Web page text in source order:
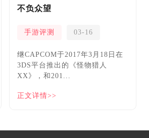
不负众望
手游评测 03-16
继CAPCOM于2017年3月18日在
3DS平台推出的《怪物猎人
XX》，和201...
正文详情>>